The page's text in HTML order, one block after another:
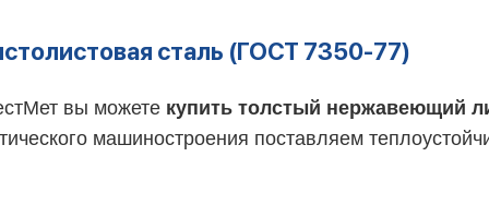
сталь (ГОСТ 7350-77)
вы можете купить толстый нержавеющий
машиностроения поставляем